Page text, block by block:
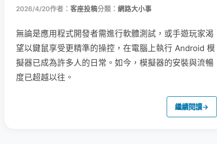
2026/4/20作者： 客座投稿分類： 網路大小事
無論是應用程式開發者需進行軟體測試，或手遊玩家渴
望以鍵鼠享受更精準的操控，在電腦上執行 Android 模
擬器已成為許多人的日常。如今，模擬器的安裝與流暢
度已超越以往。
繼續閱讀→